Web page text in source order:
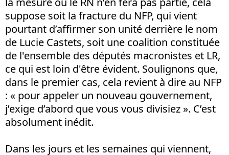
suppose soit la fracture du NFP, qui vient
pourtant d’affirmer son unité derrière le nom
de Lucie Castets, soit une coalition constituée
de l'ensemble des députés macronistes et LR,
ce qui est loin d'être évident. Soulignons que,
dans le premier cas, cela revient à dire au NFP
: « pour appeler un nouveau gouvernement,
j’exige d’abord que vous vous divisiez ». C’est
absolument inédit.
Dans les jours et les semaines qui viennent,